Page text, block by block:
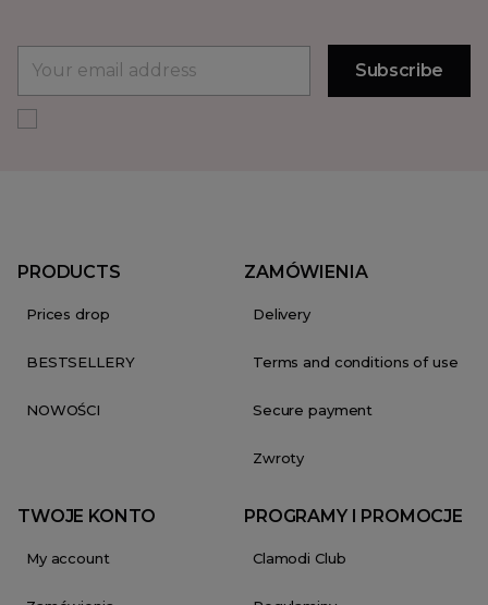
PRODUCTS
Prices drop
BESTSELLERY
NOWOŚCI
ZAMÓWIENIA
Delivery
Terms and conditions of use
Secure payment
Zwroty
TWOJE KONTO
My account
PROGRAMY I PROMOCJE
Clamodi Club